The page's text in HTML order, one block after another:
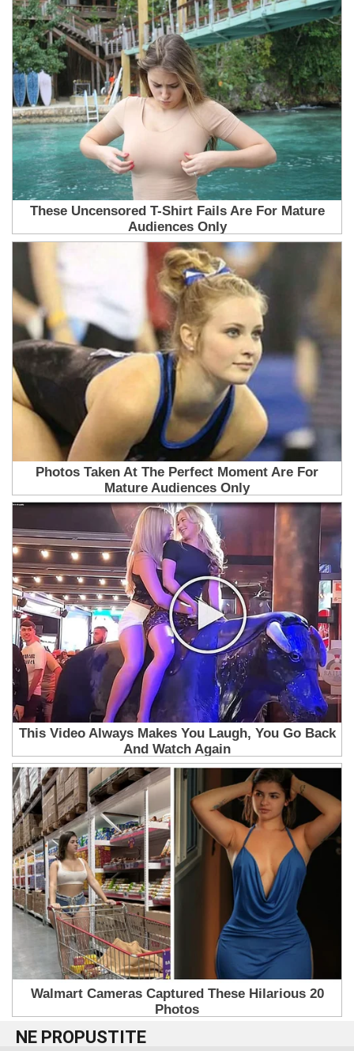
NE PROPUSTITE